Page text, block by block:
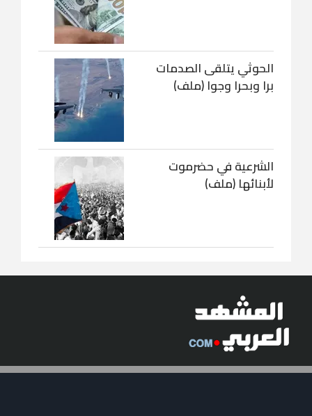
الحوثي يتلقى الصدمات
برا وبحرا وجوا (ملف)
الشرعية في حضرموت
لأبنائها (ملف)